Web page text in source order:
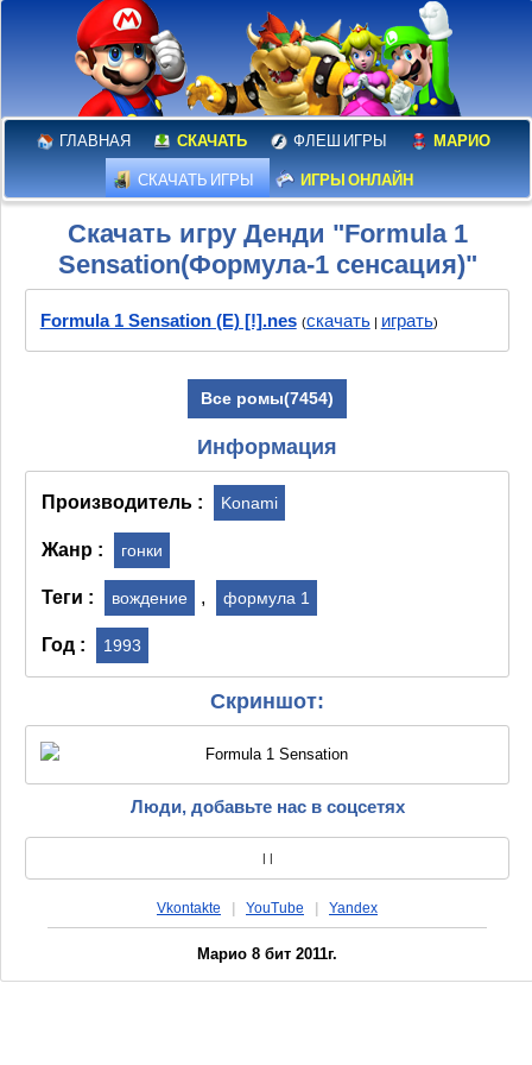
ГЛАВНАЯ СКАЧАТЬ ФЛЕШ ИГРЫ МАРИО
СКАЧАТЬ ИГРЫ ИГРЫ ОНЛАЙН
Скачать игру Денди "Formula 1
Sensation(Формула-1 сенсация)"
Formula 1 Sensation (E) [!].nes (скачать| играть)
Все ромы(7454)
Информация
Производитель : Konami
Жанр : гонки
Теги : вождение , формула 1
Год : 1993
Скриншот:
Люди, добавьте нас в соцсетях
| |
Vkontakte YouTube Yandex
Марио 8 бит 2011г.